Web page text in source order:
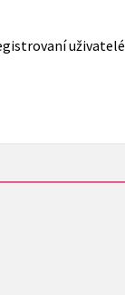
uživatelé